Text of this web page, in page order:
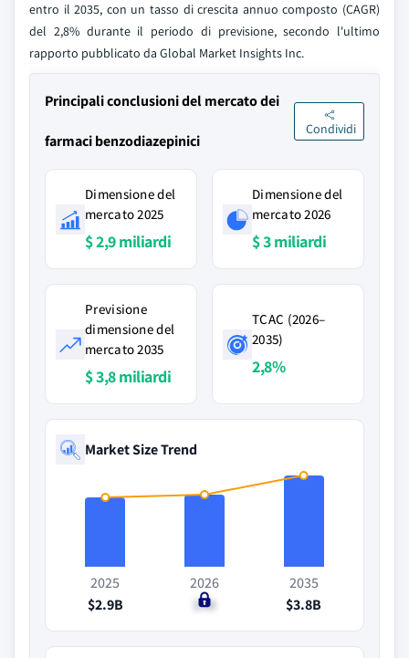
entro il 2035, con un tasso di crescita annuo composto (CAGR)
del 2,8% durante il periodo di previsione, secondo l'ultimo
rapporto pubblicato da Global Market Insights Inc.
Principali conclusioni del mercato dei
farmaci benzodiazepinici
Condividi
Dimensione del
mercato 2025
$ 2,9 miliardi
Dimensione del
mercato 2026
$ 3 miliardi
Previsione
dimensione del
mercato 2035
$ 3,8 miliardi
TCAC (2026–
2035)
2,8%
Market Size Trend
2025
$2.9B
2026
$3B
2035
$3.8B